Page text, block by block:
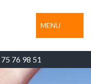
MENU
76 98 51